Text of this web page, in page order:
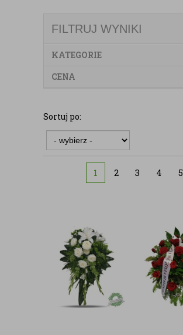
FILTRUJ WYNIKI
KATEGORIE
CENA
Sortuj po:
1 2 3 4 5